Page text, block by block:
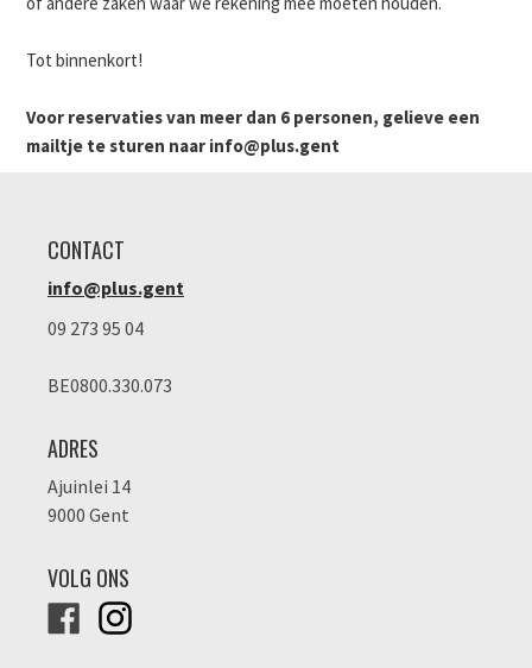
Tot binnenkort!
Voor reservaties van meer dan 6 personen, gelieve een
mailtje te sturen naar info@plus.gent
CONTACT
info@plus.gent
09 273 95 04
BE0800.330.073
ADRES
Ajuinlei 14
9000 Gent
VOLG ONS